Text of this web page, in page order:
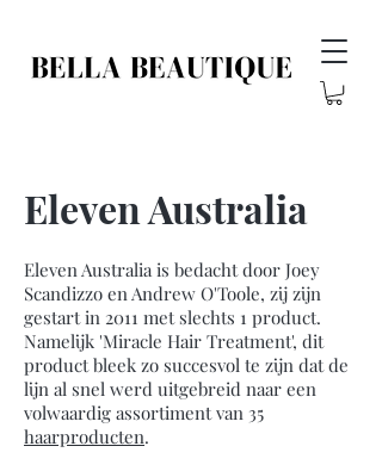
Eleven Australia
Eleven Australia is bedacht door Joey
Scandizzo en Andrew O'Toole, zij zijn
gestart in 2011 met slechts 1 product.
Namelijk 'Miracle Hair Treatment', dit
product bleek zo succesvol te zijn dat de
lijn al snel werd uitgebreid naar een
volwaardig assortiment van 35
haarproducten.